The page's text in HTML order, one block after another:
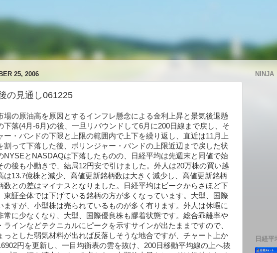
25, 2006
の見通し061225
場の原油高を原因とするインフレ懸念による金利上昇と景気後退懸
下落(4月-6月)の後、一旦リバウンドして6月に200日線まで戻し、そ
ー・バンドの下限と上限の範囲内で上下を繰り返し、直近は11月上
割って下落した後、ボリンジャー・バンドの上限近辺まで戻した状
NYSEとNASDAQは下落したものの、日経平均は先週末と同値で始
の後も小動きで、結局12円安で引けました。外人は20万株の買い越
は13.7億株と減少、高値更新銘柄数は大きく減少し、高値更新銘柄
数との差はマイナスとなりました。日経平均はビークからさほど下
東証全体では下げている銘柄の方が多くなっています。大型、国際
ますが、小型株は売られているものが多く有ります。外人は休暇に
常に少なくなり、大型、国際優良株も膠着状態です。総合乖離率や
ラインなどテクニカルにピークを示すサインが出たままですので、
っとした弱気材料が出れば反落しそうな地合ですが、チャート上か
円を更新し、一目均衡表の雲を抜け、200日移動平均線の上へ抜
NINJA
日経